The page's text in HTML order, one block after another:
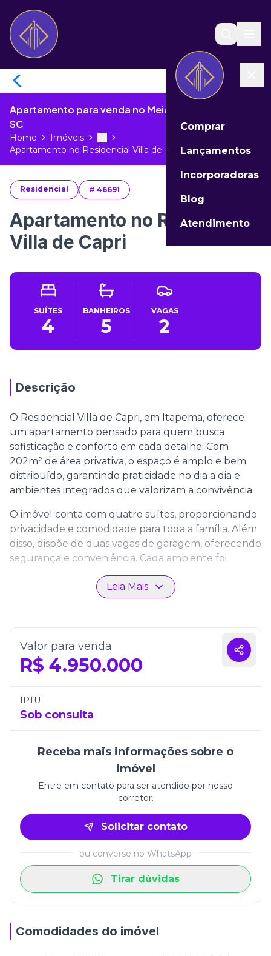
Comprar
Lançamentos
Incorporadoras
Blog
Atendimento
Apartamento para venda no Meia Praia de Itapema -
SC
Home Imóveis More
Toggle menu
Apartamento no Residencial Villa de...
Residencial # 46691
Apartamento no Residencial
Villa de Capri
SUÍTES
4
BANHEIROS
5
VAGAS
2
Descrição
O Residencial Villa de Capri, em Itapema, oferece
um apartamento pensado para quem busca
sofisticação e conforto em cada detalhe. Com
202m² de área privativa, o espaço é amplo e bem
distribuído, garantindo praticidade no dia a dia e
ambientes integrados que valorizam a convivência.
O imóvel conta com quatro suítes, proporcionando
privacidade e comodidade para toda a família. Além
disso, dispõe de duas vagas de garagem, oferecendo
segurança e conveniência. Cada ambiente foi
projetado para unir modernidade e funcionalidade,
criando uma atmosfera acolhedora e elegante.
endereço exclusivo, em uma das cidades mais
valorizadas do litoral catarinense. O Villa de Capri
une qualidade construtiva, localização privilegiada
verdadeira experiência de bem-estar.
Leia Mais
Valor para venda
R$ 4.950.000
IPTU
Sob consulta
Receba mais informações sobre o
imóvel
Entre em contato para ser atendido por nosso
corretor.
Solicitar contato
ou converse no WhatsApp
Tirar dúvidas
Comodidades do imóvel